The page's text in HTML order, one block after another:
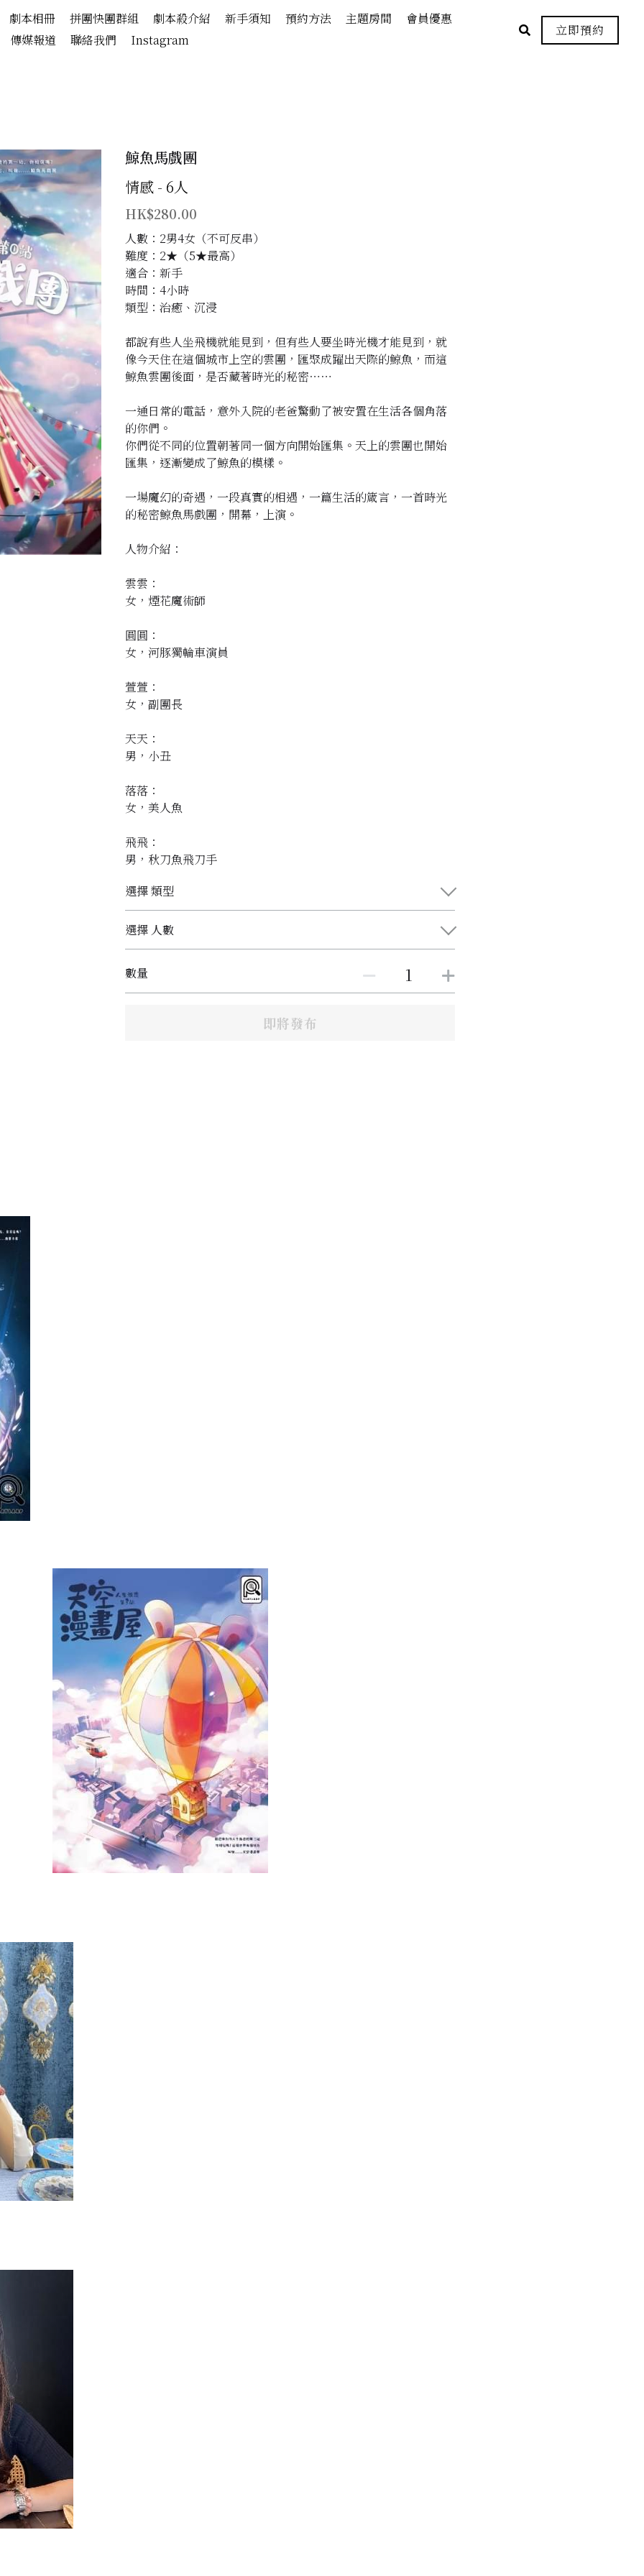
劇本相冊 拼團快團群組 劇本殺介紹 新手須知 預約方法 主題房間
會員優惠
傳媒報道
聯絡我們 Instagram
立即預約
鯨魚馬戲團
情感 - 6人
HK$280.00
人數：2男4女（不可反串）
難度：2★（5★最高）
適合：新手
時間：4小時
類型：治癒、沉浸
都說有些人坐飛機就能見到，但有些人要坐時光機才能見到，就
像今天住在這個城市上空的雲團，匯聚成躍出天際的鯨魚，而這
鯨魚雲團後面，是否藏著時光的秘密⋯⋯
一通日常的電話，意外入院的老爸驚動了被安置在生活各個角落
的你們。
你們從不同的位置朝著同一個方向開始匯集。天上的雲團也開始
匯集，逐漸變成了鯨魚的模樣。
一場魔幻的奇遇，一段真實的相遇，一篇生活的箴言，一首時光
的秘密鯨魚馬戲團，開幕，上演。
人物介紹：
雲雲：
女，煙花魔術師
圓圓：
女，河豚獨輪車演員
萱萱：
女，副團長
天天：
男，小丑
落落：
女，美人魚
飛飛：
男，秋刀魚飛刀手
選擇 類型
選擇 人數
數量
即將發布